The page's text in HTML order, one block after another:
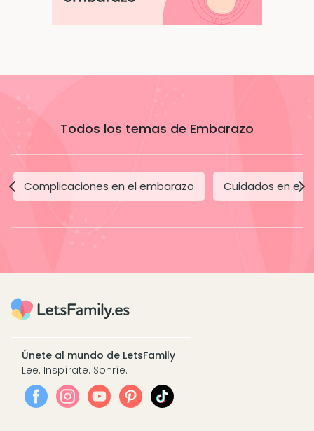
Todos los temas de Embarazo
Complicaciones en el embarazo Cuidados en el
Únete al mundo de LetsFamily
Lee. Inspírate. Sonríe.